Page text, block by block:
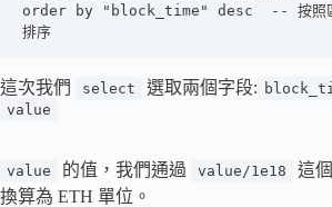
order by "block_time" desc  -- 按照區
排序
這次我們 select 選取兩個字段:
value
value 的值，我們通過 value/1e18
這
換算為 ETH 單位。